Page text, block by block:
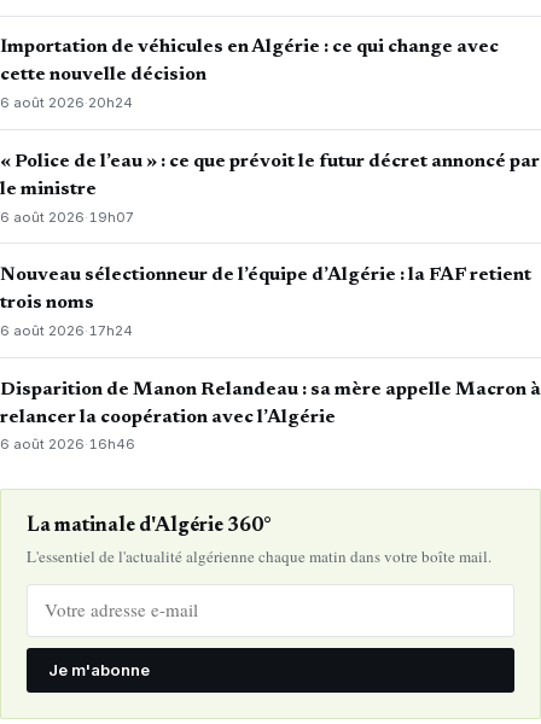
Importation de véhicules en Algérie : ce qui change avec
cette nouvelle décision
6 août 2026·20h24
« Police de l’eau » : ce que prévoit le futur décret annoncé par
le ministre
6 août 2026· 19h07
Nouveau sélectionneur de l’équipe d’Algérie : la FAF retient
trois noms
6 août 2026·17h24
Disparition de Manon Relandeau : sa mère appelle Macron à
relancer la coopération avec l’Algérie
6 août 2026·16h46
La matinale d'Algérie 360°
L'essentiel de l'actualité algérienne chaque matin dans votre boîte mail.
Je m'abonne